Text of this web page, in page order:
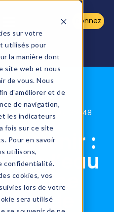
sur votre
utilisés pour
la manière dont
site web et nous
de vous. Nous
d'améliorer et de
de navigation,
les indicateurs
fois sur ce site
Pour en savoir
utilisons,
confidentialité.
cookies, vos
lors de votre
sera utilisé
Donnez
8 avr. 2026, 13:21:48
l’avenir :
de l’eau
de